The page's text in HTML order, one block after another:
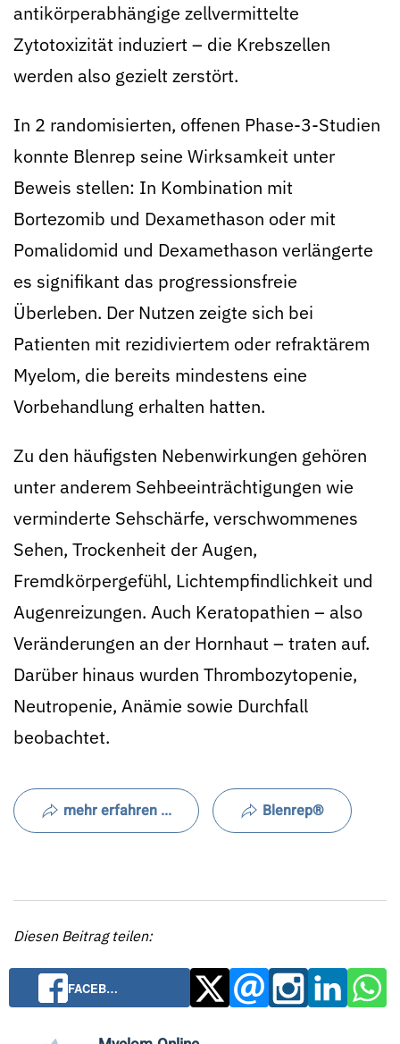
antikörperabhängige zellvermittelte
Zytotoxizität induziert – die Krebszellen
werden also gezielt zerstört.
In 2 randomisierten, offenen Phase-3-Studien
konnte Blenrep seine Wirksamkeit unter
Beweis stellen: In Kombination mit
Bortezomib und Dexamethason oder mit
Pomalidomid und Dexamethason verlängerte
es signifikant das progressionsfreie
Überleben. Der Nutzen zeigte sich bei
Patienten mit rezidiviertem oder refraktärem
Myelom, die bereits mindestens eine
Vorbehandlung erhalten hatten.
Zu den häufigsten Nebenwirkungen gehören
unter anderem Sehbeeinträchtigungen wie
verminderte Sehschärfe, verschwommenes
Sehen, Trockenheit der Augen,
Fremdkörpergefühl, Lichtempfindlichkeit und
Augenreizungen. Auch Keratopathien – also
Veränderungen an der Hornhaut – traten auf.
Darüber hinaus wurden Thrombozytopenie,
Neutropenie, Anämie sowie Durchfall
beobachtet.
mehr erfahren ... Blenrep®
Diesen Beitrag teilen:
FACEB…